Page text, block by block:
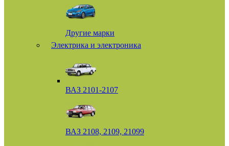
Другие марки
Электрика и электроника
ВАЗ 2101-2107
ВАЗ 2108, 2109, 21099